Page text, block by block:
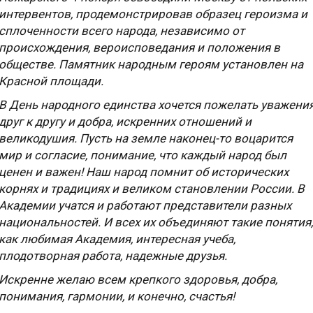
продемонстрировав образец героизма и
всего народа, независимо от
вероисповедания и положения в
Памятник народным героям установлен на
площади.
День народного единства хочется пожелать
к другу и добра, искренних отношений и
Пусть на земле наконец-то воцарится
и согласие, понимание, что каждый народ был
и важен! Наш народ помнит об исторических
и традициях и великом становлении России. В
учатся и работают представители разных
И всех их объединяют такие понятия,
любимая Академия, интересная учеба,
работа, надежные друзья.
желаю всем крепкого здоровья, добра,
гармонии, и конечно, счастья!